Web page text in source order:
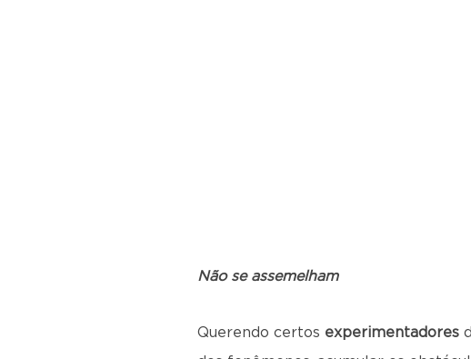
Não se assemelham
Querendo certos experimentadores